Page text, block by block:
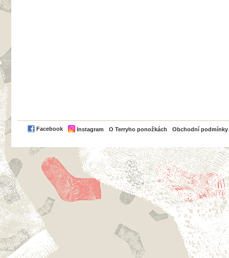
Facebook Instagram O Terryho ponožkách Obchodní podmínky
PayPal